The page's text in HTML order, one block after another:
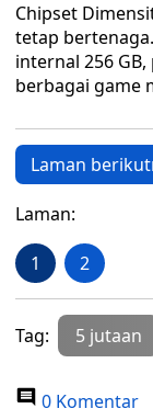
Chipset
tetap
internal 256
berbagai game
Laman
Laman:
1 2
Tag: 5 jutaan
0 Komentar